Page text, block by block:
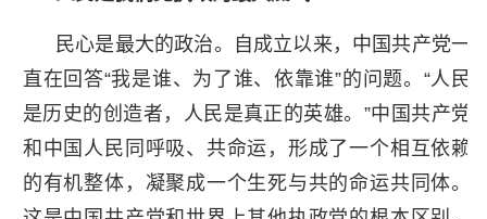
民心是最大的政治。自成立以来，中国共产党一
直在回答“我是谁、为了谁、依靠谁”的问题。“人民
是历史的创造者，人民是真正的英雄。”中国共产党
和中国人民同呼吸、共命运，形成了一个相互依赖
的有机整体，凝聚成一个生死与共的命运共同体。